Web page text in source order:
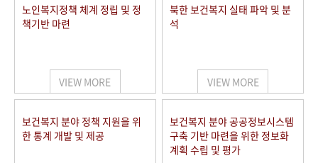
노인복지정책 체계 정립 및 정
책기반 마련
VIEW MORE
북한 보건복지 실태 파악 및 분
석
VIEW MORE
보건복지 분야 정책 지원을 위
한 통계 개발 및 제공
보건복지 분야 공공정보시스템
구축 기반 마련을 위한 정보화
계획 수립 및 평가